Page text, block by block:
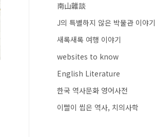
南山雜談
J의 특별하지 않은 박물관 이야기
새록새록 여행 이야기
websites to know
English Literature
한국 역사문화 영어사전
이빨이 씹은 역사, 치의사학